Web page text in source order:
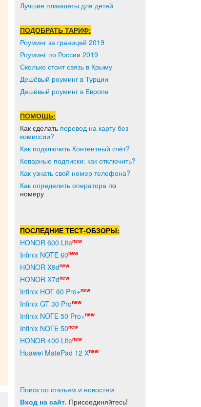
Лучшие планшеты для детей
ПОДОБРАТЬ ТАРИФ:
Роуминг за границей 2019
Роуминг по России 2019
Сколько стоит связь в Крыму
Дешёвый роуминг в Турции
Дешёвый роуминг в Европе
ПОМОЩЬ:
Как сделать перевод на карту без
комиссии?
Как подключить Контентный счёт?
Коварные подписки: как отключить?
Как узнать свой номер телефона?
Как определить оператора по
номеру
ПОСЛЕДНИЕ ТЕСТ-ОБЗОРЫ:
HONOR 600 Litenew
Infinix NOTE 60new
HONOR X9dnew
HONOR X7dnew
Infinix HOT 60 Pro+new
Infinix GT 30 Pronew
Infinix NOTE 50 Pro+new
Infinix NOTE 50new
HONOR 400 Litenew
Huawei MatePad 12 Xnew
Поиск по статьям и новостям
Вход на сайт. Присоединяйтесь!